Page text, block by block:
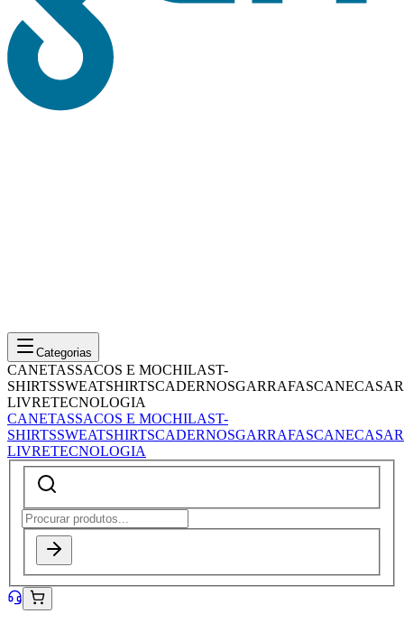
Categorias
CANETASSACOS E MOCHILAST-
SHIRTSSWEATSHIRTSCADERNOSGARRAFASCANECASAR
LIVRETECNOLOGIA
CANETASSACOS E MOCHILAST-
SHIRTSSWEATSHIRTSCADERNOSGARRAFASCANECASAR
LIVRETECNOLOGIA